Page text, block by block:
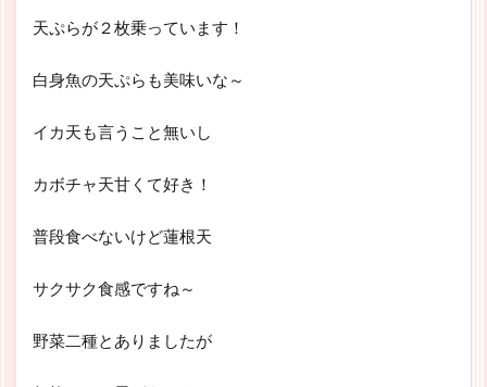
天ぷらが２枚乗っています！
白身魚の天ぷらも美味いな～
イカ天も言うこと無いし
カボチャ天甘くて好き！
普段食べないけど蓮根天
サクサク食感ですね～
野菜二種とありましたが